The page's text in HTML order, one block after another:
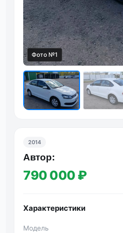
Фото №1
2014
Автор:
790 000 ₽
Характеристики
Модель